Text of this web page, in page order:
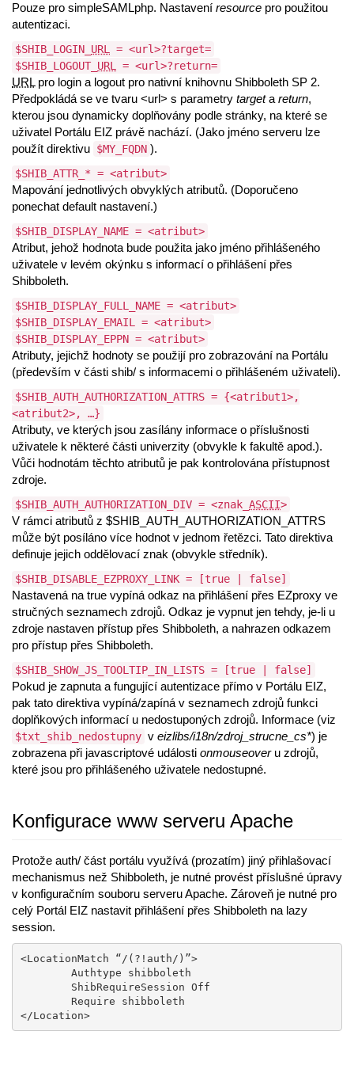
Pouze pro simpleSAMLphp. Nastavení resource pro použitou
autentizaci.
$SHIB_LOGIN_ URL
= <url>?target=
$SHIB_LOGOUT_ URL = <url>?return=
URLpro login a logout pro nativní knihovnu Shibboleth SP 2.
Předpokládá se ve tvaru <url> s parametry targeta return,
kterou jsou dynamicky doplňovány podle stránky, na které se
uživatel Portálu EIZ právě nachází. (Jako jméno serveru lze
použít direktivu $MY_FQDN ).
$SHIB_ATTR_* = <atribut>
Mapování jednotlivých obvyklých atributů. (Doporučeno
ponechat default nastavení.)
$SHIB_DISPLAY_NAME = <atribut>
Atribut, jehož hodnota bude použita jako jméno přihlášeného
uživatele v levém okýnku s informací o přihlášení přes
Shibboleth.
$SHIB_DISPLAY_FULL_NAME = <atribut>
$SHIB_DISPLAY_EMAIL = <atribut>
$SHIB_DISPLAY_EPPN = <atribut>
Atributy, jejichž hodnoty se použijí pro zobrazování na Portálu
(především v části shib/ s informacemi o přihlášeném uživateli).
$SHIB_AUTH_AUTHORIZATION_ATTRS = {<atribut1>,
<atribut2>, …}
Atributy, ve kterých jsou zasílány informace o příslušnosti
uživatele k některé části univerzity (obvykle k fakultě apod.).
Vůči hodnotám těchto atributů je pak kontrolována přístupnost
zdroje.
$SHIB_AUTH_AUTHORIZATION_DIV = <znak_ ASCII>
V rámci atributů z $SHIB_AUTH_AUTHORIZATION_ATTRS
může být posíláno více hodnot v jednom řetězci. Tato direktiva
definuje jejich oddělovací znak (obvykle středník).
$SHIB_DISABLE_EZPROXY_LINK = [true | false]
Nastavená na true vypíná odkaz na přihlášení přes EZproxy ve
stručných seznamech zdrojů. Odkaz je vypnut jen tehdy, je-li u
zdroje nastaven přístup přes Shibboleth, a nahrazen odkazem
pro přístup přes Shibboleth.
$SHIB_SHOW_JS_TOOLTIP_IN_LISTS = [true | false]
Pokud je zapnuta a fungující autentizace přímo v Portálu EIZ,
pak tato direktiva vypíná/zapíná v seznamech zdrojů funkci
doplňkových informací u nedostuponých zdrojů. Informace (viz
$txt_shib_nedostupny v eizlibs/i18n/zdroj_strucne_cs*) je
zobrazena při javascriptové události onmouseoveru zdrojů,
které jsou pro přihlášeného uživatele nedostupné.
Konfigurace www serveru Apache
Protože auth/ část portálu využívá (prozatím) jiný přihlašovací
mechanismus než Shibboleth, je nutné provést příslušné úpravy
v konfiguračním souboru serveru Apache. Zároveň je nutné pro
celý Portál EIZ nastavit přihlášení přes Shibboleth na lazy
session.
<LocationMatch “/(?!auth/)”>
</Location>